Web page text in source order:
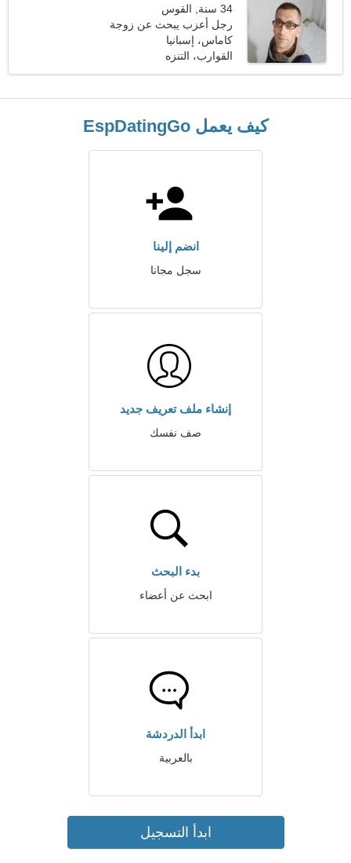
34 سنة, القوس
رجل أعزب يبحث عن زوجة
24-30
كاماس، إسبانيا
القوارب، التنزه
كيف يعمل EspDatingGo
انضم إلينا
سجل مجانا
إنشاء ملف تعريف جديد
صف نفسك
بدء البحث
ابحث عن أعضاء
ابدأ الدردشة
بالعربية
ابدأ التسجيل